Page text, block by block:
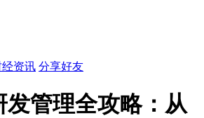
经资讯 分享好友
发管理全攻略：从